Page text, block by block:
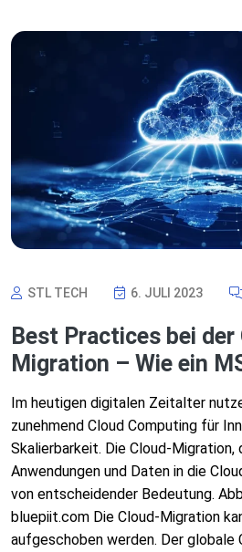
STL TECH 6. JULI 2023
Best Practices bei der
Migration – Wie ein
Im heutigen digitalen Zeitalter
zunehmend Cloud Computing für
Skalierbarkeit. Die Cloud-Migration,
Anwendungen und Daten in die
von entscheidender Bedeutung.
bluepiit.com Die Cloud-Migration
aufgeschoben werden. Der globale